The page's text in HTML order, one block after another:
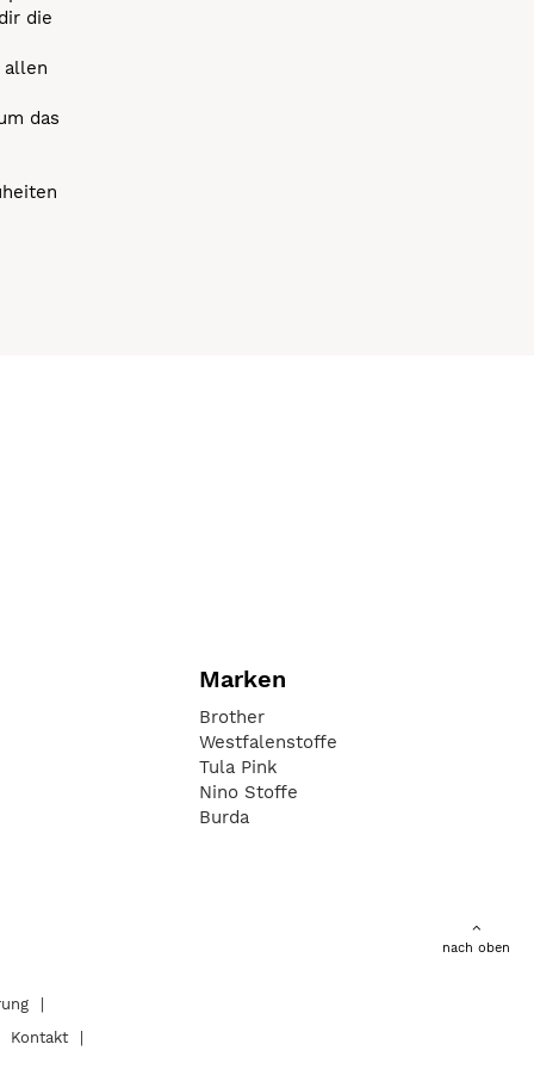
die
allen
das
Marken
Brother
Westfalenstoffe
Tula Pink
Nino Stoffe
Burda
nach oben
Kontakt